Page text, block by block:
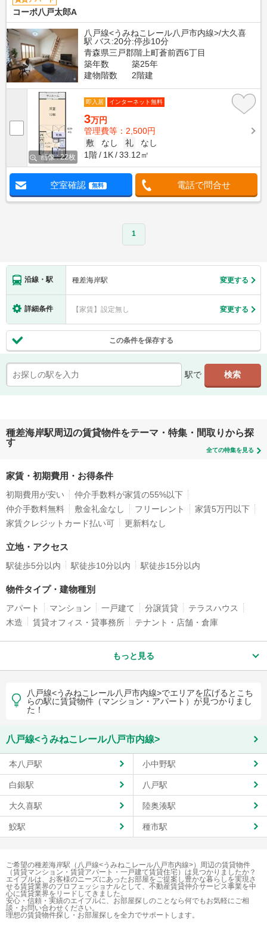
コーポ八戸太郎A
八戸線<うみねこレール八戸市内線>/大久喜
駅 バス:20分:停歩10分
青森県三戸郡階上町蒼前西6丁目
築年数
築25年
建物階数
2階建
画像 : 22枚
即入居 インターネット無料
3万円
管理費等：2,500円
敷
なし 礼
なし
1階
1K 33.12㎡
空室確認 無料 電話で問合せ
1
沿線・駅 種差海岸駅 変更する
詳細条件 【家賃】設定無し 変更する
この条件を保存する
駅で
種差海岸駅周辺の賃貸物件をテーマ・特集・間取りから探
す
全ての特集を見る
家賃・初期費用・お得条件
初期費用が安い
仲介手数料が家賃の55%以下
仲介手数料無料
敷金礼金なし フリーレント
家賃5万円以下
家賃クレジットカード払い可
更新料なし
立地・アクセス
駅徒歩5分以内 駅徒歩10分以内 駅徒歩15分以内
物件タイプ・建物種別
アパート マンション 一戸建て 分譲賃貸
テラスハウス
木造
賃貸オフィス・貸事務所 テナント・店舗・倉庫
もっと見る
八戸線<うみねこレール八戸市内線>でエリアを広げるとこち
らの駅に賃貸物件（マンション・アパート）が見つかりまし
た！
八戸線<うみねこレール八戸市内線>
本八戸駅 小中野駅
白銀駅 八戸駅
大久喜駅 陸奥湊駅
鮫駅 種市駅
ご希望の種差海岸駅（八戸線<うみねこレール八戸市内線>）周辺の賃貸物件
（賃貸マンション・賃貸アパート・一戸建て賃貸住宅）は見つかりましたか？
エイブルは、お客様のニーズにあったお部屋をご提案し豊かな暮らしを実現さ
せる賃貸業界のプロフェッショナルとして、不動産賃貸仲介サービス事業を中
心に賃貸業界をリードしてきました。
安心・信頼・実績のエイブルに、お部屋探しのことなら何でもお気軽にご相
談・お問い合わせください。
理想の賃貸物件探し・お部屋探しを全力でサポートします。